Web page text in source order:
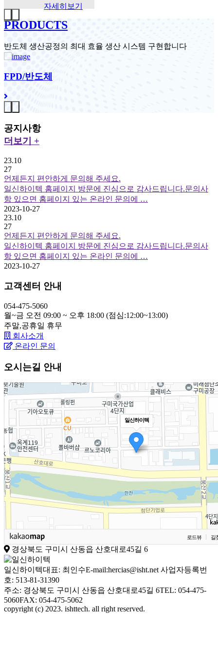
자세히보기
PRODUCTS
반도체 생산공정의 최대 효율 생산 시스템 구현합니다
FPD/반도체
공지사항
더보기 +
23.10
27
언제든지 편안하게 문의해 주세요.
일신하이텍 홈페이지 방문에 진심으로 감사드립니다.문의사
항 있으면 홈페이지 있는 온라인 문의에 …
2023-10-27
23.10
27
언제든지 편안하게 문의해 주세요.
일신하이텍 홈페이지 방문에 진심으로 감사드립니다.문의사
항 있으면 홈페이지 있는 온라인 문의에 …
2023-10-27
고객센터 안내
054-475-5060
월~금 오전 09:00 ~ 오후 18:00 (점심:12:00~13:00)
주말,공휴일 휴무
회사소개
온라인 문의
오시는길 안내
일신하이텍
로드뷰 길
경상북도 구미시 산동읍 산호대로45길 6
일신하이텍대표: 최인수E-mail:hercias@isht.net 사업자등록번
호: 513-81-31390
주소: 경상북도 구미시 산동읍 산호대로45길 6TEL: 054-475-
5060FAX: 054-475-5062
copyright (c) 2023. ishttech. all right reserved.